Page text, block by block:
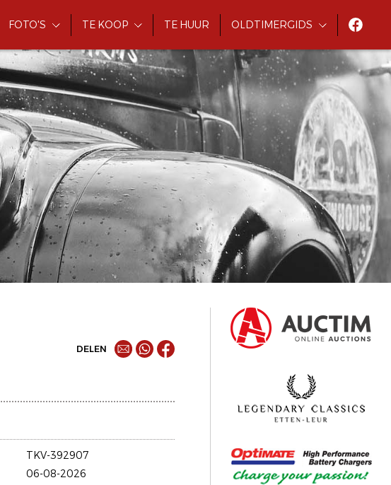
FOTO'S TE KOOP TE HUUR OLDTIMERGIDS
DELEN
TKV-392907
06-08-2026